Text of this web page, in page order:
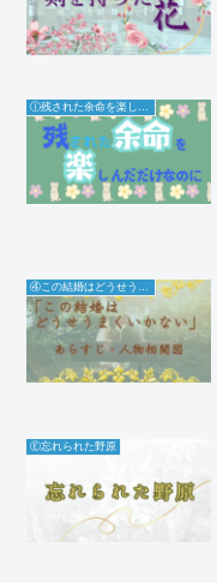
Ⓘ残された余命を楽しんだだけなのに
Ⓔ忘れられた野原